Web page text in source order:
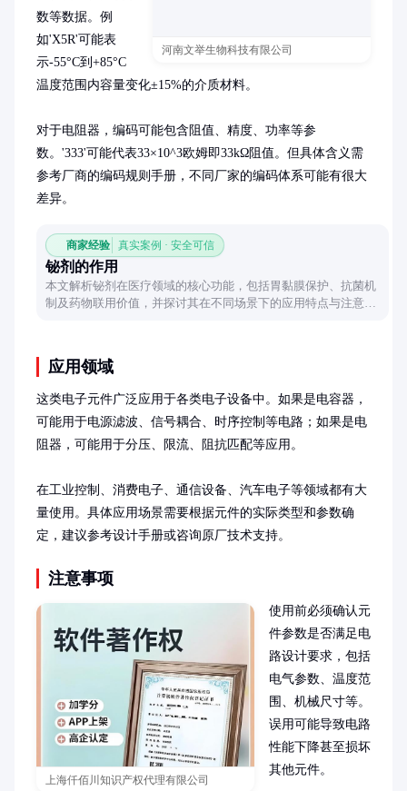
河南文举生物科技有限公司
数等数据。例
如'X5R'可能表
示-55°C到+85°C
温度范围内容量变化±15%的介质材料。
对于电阻器，编码可能包含阻值、精度、功率等参
数。'333'可能代表33×10^3欧姆即33kΩ阻值。但具体含义需
参考厂商的编码规则手册，不同厂家的编码体系可能有很大
差异。
商家经验 真实案例 · 安全可信
铋剂的作用
本文解析铋剂在医疗领域的核心功能，包括胃黏膜保护、抗菌机
制及药物联用价值，并探讨其在不同场景下的应用特点与注意事
应用领域
这类电子元件广泛应用于各类电子设备中。如果是电容器，
可能用于电源滤波、信号耦合、时序控制等电路；如果是电
阻器，可能用于分压、限流、阻抗匹配等应用。
在工业控制、消费电子、通信设备、汽车电子等领域都有大
量使用。具体应用场景需要根据元件的实际类型和参数确
定，建议参考设计手册或咨询原厂技术支持。
注意事项
上海仟佰川知识产权代理有限公司
使用前必须确认元
件参数是否满足电
路设计要求，包括
电气参数、温度范
围、机械尺寸等。
误用可能导致电路
性能下降甚至损坏
其他元件。